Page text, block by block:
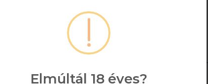
RENDELÉS! ***DRS
ÜVEG/RENDELÉS! ***DRS
Elmúltál 18 éves?